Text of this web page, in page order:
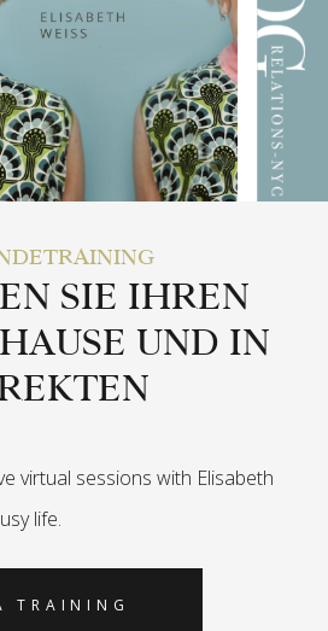
SIE IHREN
UND IN
virtual sessions with Elisabeth
life.
TRAINING